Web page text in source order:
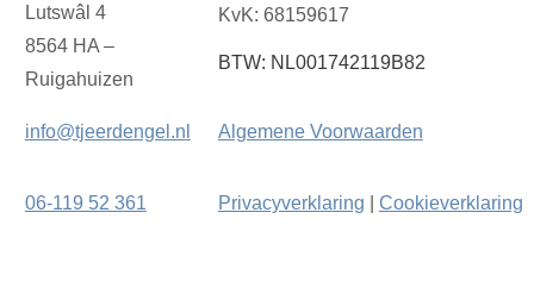
Lutswâl 4
8564 HA –
Ruigahuizen
KvK: 68159617
BTW: NL001742119B82
info@tjeerdengel.nl Algemene Voorwaarden
06-119 52 361 Privacyverklaring Cookieverklaring